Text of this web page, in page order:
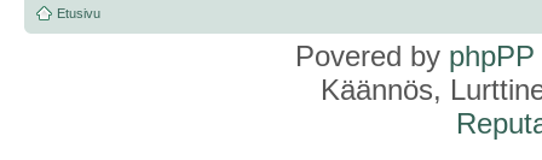
Etusivu
Povered by phpPP
Käännös,